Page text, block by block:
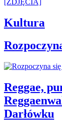
Kultura
Reggae,
Darłówku